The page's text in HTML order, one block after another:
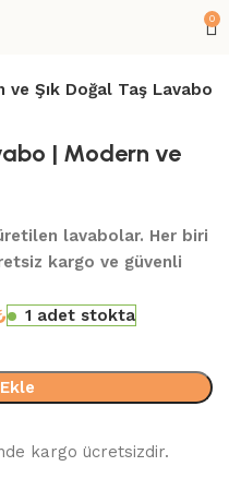
0
Şık Doğal Taş Lavabo
| Modern ve
lavabolar. Her biri
kargo ve güvenli
1 adet stokta
kargo ücretsizdir.